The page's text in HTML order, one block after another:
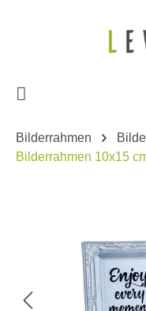
Zum Hauptinhalt
Bilderrahmen
Bilderrahmen 10x15